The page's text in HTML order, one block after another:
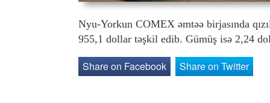
Nyu-Yorkun COMEX əmtəə birjasında
955,1 dollar təşkil edib. Gümüş isə 2,24
Share on Facebook Share on Twitter